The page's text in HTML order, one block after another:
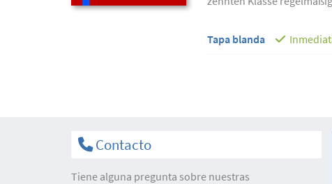
Tapa blanda
Contacto
Tiene alguna pregunta sobre nuestras